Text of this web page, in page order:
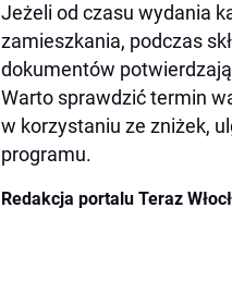
Jeżeli od czasu wydania
zamieszkania, podczas
dokumentów
Warto sprawdzić termin
w korzystaniu ze zniżek,
programu.
Redakcja portalu Teraz